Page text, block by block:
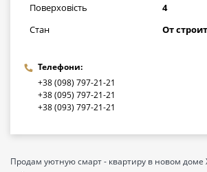
Поверховість
4
Стан
От
Телефони:
+38 (098) 797-21-21
+38 (095) 797-21-21
+38 (093) 797-21-21
Продам уютную смарт - квартиру в новом доме